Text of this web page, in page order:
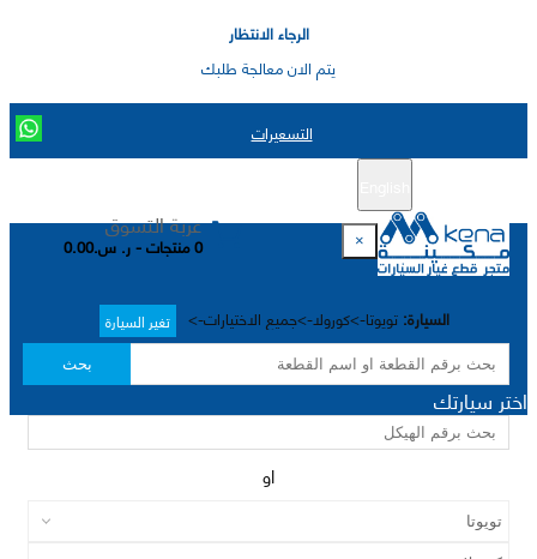
الرجاء الانتظار
يتم الان معالجة طلبك
التسعيرات
عربة التسوق
0 منتجات - ر. س.0.00
السيارة: تويوتا->كورولا->جميع الاختيارات-> تغير السيارة
بحث
×
اختر سيارتك
او